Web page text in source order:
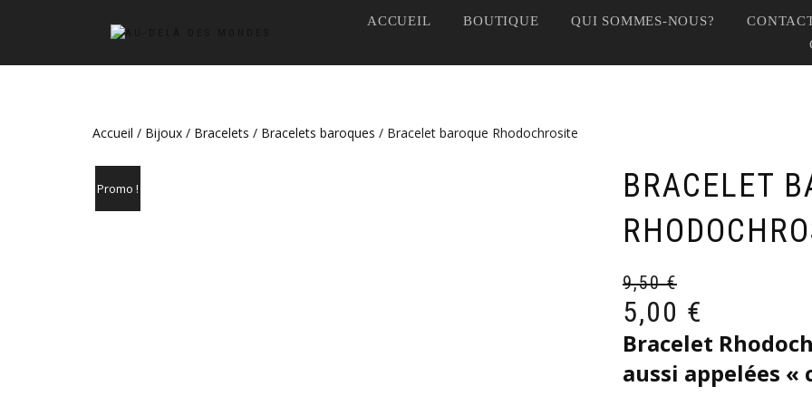
ACCUEIL BOUTIQUE QUI SOMMES-NOUS?
Accueil / Bijoux / Bracelets / Bracelets baroques / Bracelet baroque Rhodochrosite
Promo !
BRACELET
9,50€
5,00 €
Bracelet
aussi appelées «